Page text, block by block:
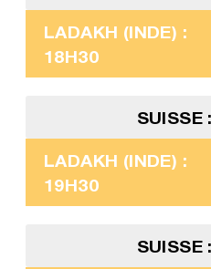
LADAKH (INDE) :
18H30
SUISSE
LADAKH (INDE) :
19H30
SUISSE